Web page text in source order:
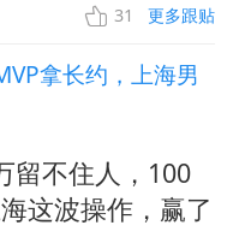
31 更多跟贴
拿长约，上海男
留不住人，100
这波操作，赢了